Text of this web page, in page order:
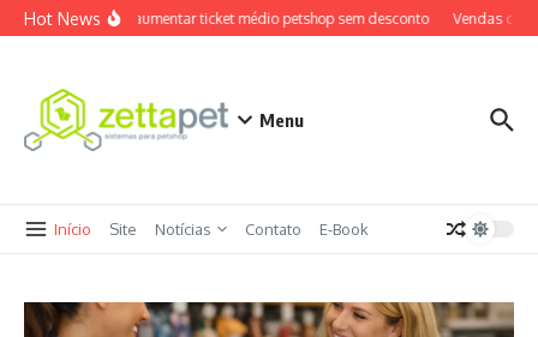
Ir para o conteúdo
Hot NewsComo aumentar ticket médio petshop sem desconto Vendas
Menu
Início Site Notícias Contato E-Book